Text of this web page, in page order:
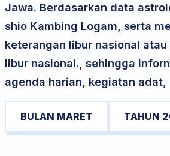
Jawa. Berdasarkan data
shio Kambing Logam, serta
keterangan libur nasional
libur nasional., sehingga
agenda harian, kegiatan
BULAN MARET TAHUN